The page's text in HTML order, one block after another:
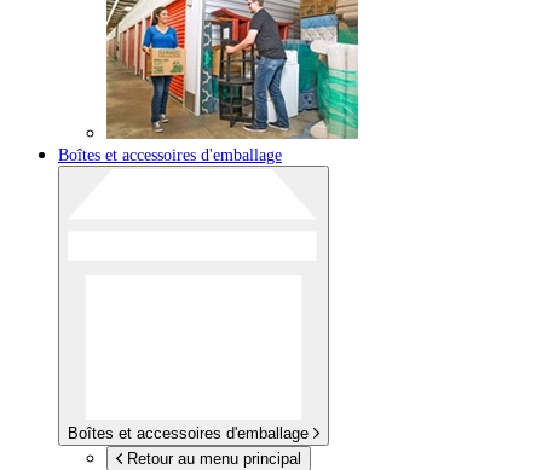
Boîtes et accessoires d'emballage
Boîtes et accessoires d'emballage
Retour au menu principal